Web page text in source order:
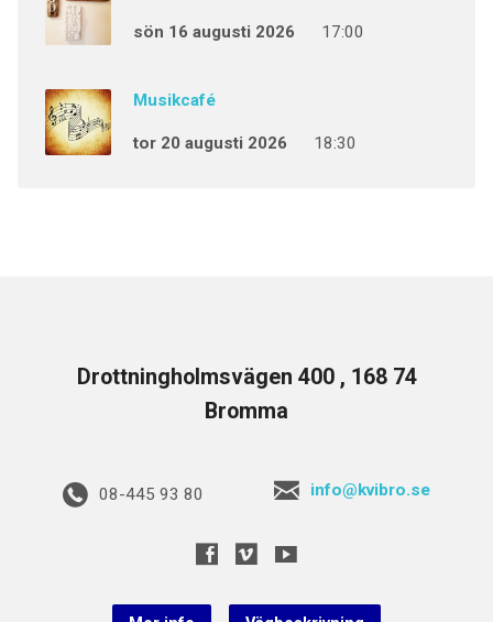
sön 16 augusti 2026 17:00
Musikcafé
tor 20 augusti 2026 18:30
Drottningholmsvägen 400 , 168 74
Bromma
08-445 93 80 info@kvibro.se